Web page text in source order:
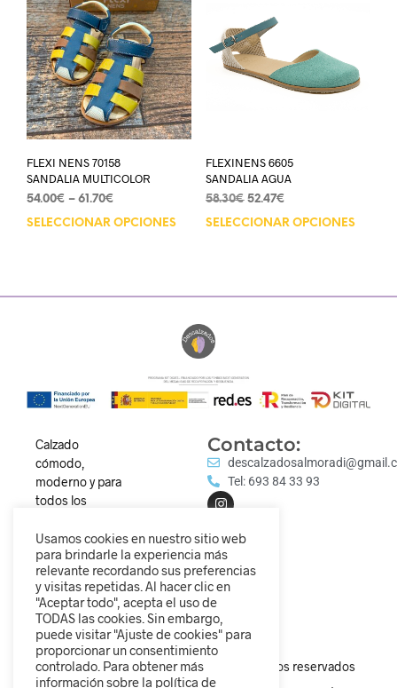
FLEXI NENS 70158
SANDALIA MULTICOLOR
54.00€ – 61.70€
SELECCIONAR OPCIONES
FLEXINENS 6605
SANDALIA AGUA
58.30€ 52.47€
SELECCIONAR OPCIONES
Calzado
cómodo,
moderno y para
todos los
Descubre
nuestra
colección y
camina
diferente.
Contacto:
Tel: 693 84 33 93
© 2025 Descalzados.es – Todos los derechos reservados
Usamos cookies en nuestro sitio web
para brindarle la experiencia más
relevante recordando sus preferencias
y visitas repetidas. Al hacer clic en
"Aceptar todo", acepta el uso de
TODAS las cookies. Sin embargo,
puede visitar "Ajuste de cookies" para
proporcionar un consentimiento
controlado. Para obtener más
información sobre la política de